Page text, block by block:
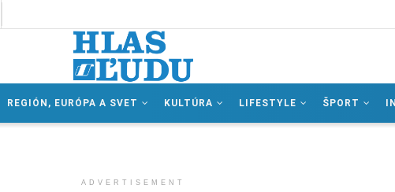
REGIÓN, EURÓPA A SVET KULTÚRA LIFESTYLE ŠPORT
ADVERTISEMENT